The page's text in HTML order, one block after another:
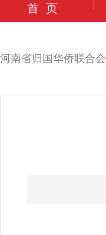
首 页
河南省归国华侨联合会